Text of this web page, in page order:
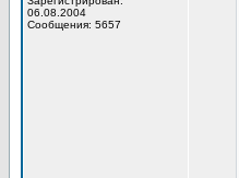
06.08.2004
Сообщения: 5657